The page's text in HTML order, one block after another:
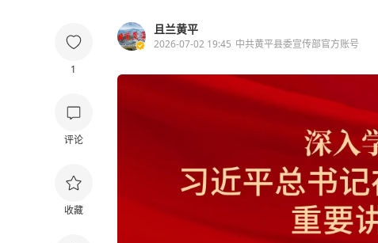
1
评论
收藏
且兰黄平
2026-07-02 19:45 中共黄平县委宣传部官方账号